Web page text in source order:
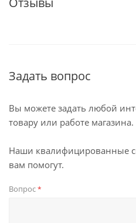
Задать вопрос
Вы можете задать любой
товару или работе магазина.
Наши квалифицированные
вам помогут.
Вопрос*